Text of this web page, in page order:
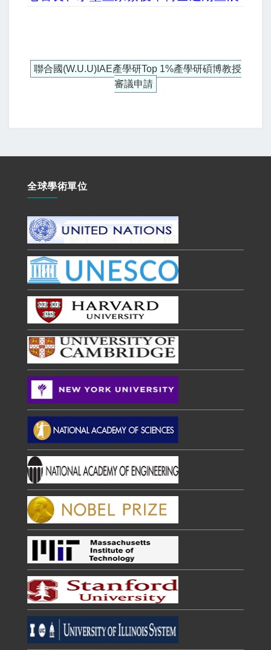
聯合國(W.U.U)IAE產學研Top 1%產學研碩博教授
審議申請
全球學術單位